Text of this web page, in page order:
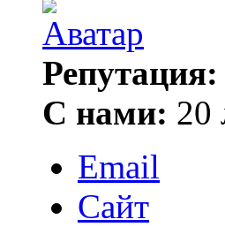
Репутация:
С нами: 20
Email
Сайт